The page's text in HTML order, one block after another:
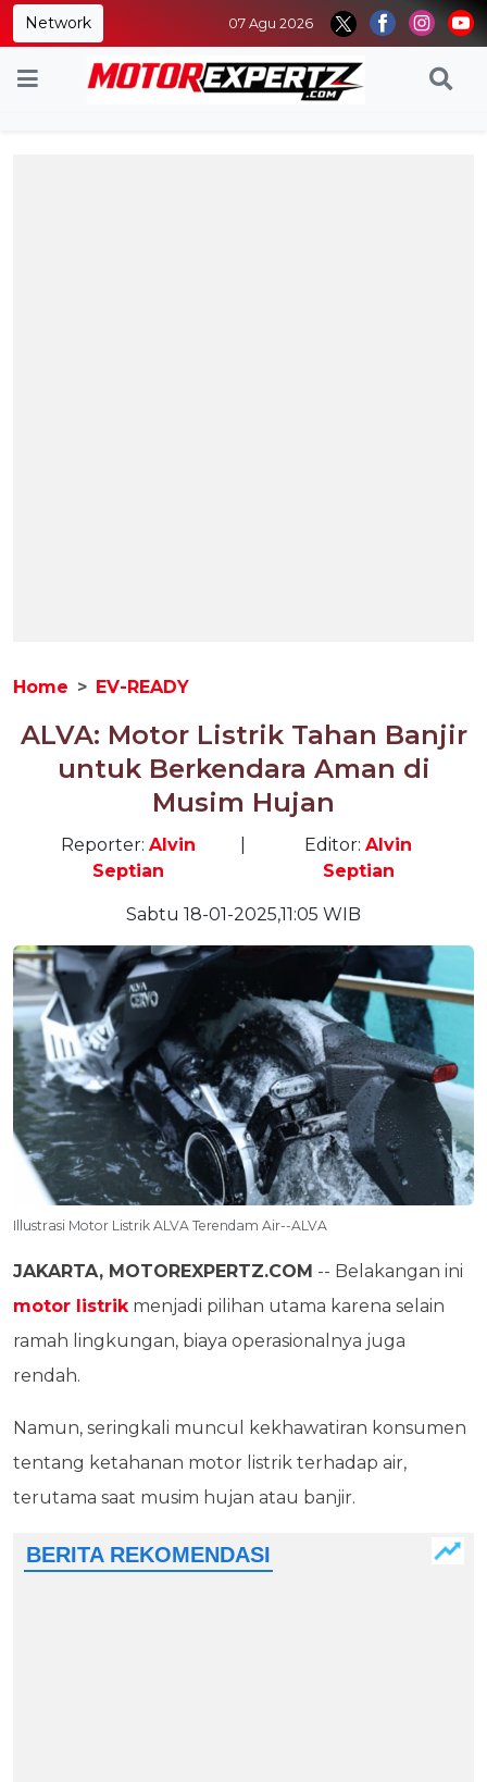
Network 07 Agu 2026
Home EV-READY
ALVA: Motor Listrik Tahan Banjir
untuk Berkendara Aman di
Musim Hujan
Reporter: Alvin
Septian
Editor:Alvin
Septian
Sabtu 18-01-2025,11:05 WIB
Illustrasi Motor Listrik ALVA Terendam Air--ALVA
JAKARTA, MOTOREXPERTZ.COM -- Belakangan ini
motor listrik menjadi pilihan utama karena selain
ramah lingkungan, biaya operasionalnya juga
rendah.
Namun, seringkali muncul kekhawatiran konsumen
tentang ketahanan motor listrik terhadap air,
terutama saat musim hujan atau banjir.